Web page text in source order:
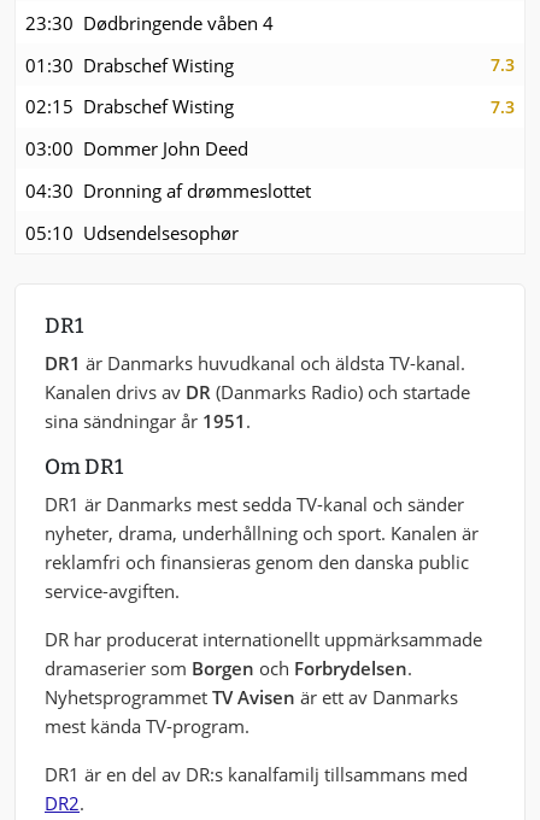
23:30 Dødbringende våben 4
01:30 Drabschef Wisting 7.3
02:15 Drabschef Wisting 7.3
03:00 Dommer John Deed
04:30 Dronning af drømmeslottet
05:10 Udsendelsesophør
DR1
DR1 är Danmarks huvudkanal och äldsta TV-kanal.
Kanalen drivs av DR (Danmarks Radio) och startade
sina sändningar år 1951 .
Om DR1
DR1 är Danmarks mest sedda TV-kanal och sänder
nyheter, drama, underhållning och sport. Kanalen är
reklamfri och finansieras genom den danska public
service-avgiften.
DR har producerat internationellt uppmärksammade
dramaserier som Borgen och Forbrydelsen.
Nyhetsprogrammet TV Avisen är ett av Danmarks
mest kända TV-program.
DR1 är en del av DR:s kanalfamilj tillsammans med
DR2.